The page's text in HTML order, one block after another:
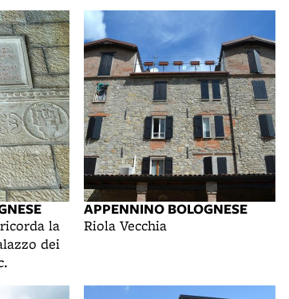
la
dei
APPENNINO BOLOGNESE
Riola Vecchia